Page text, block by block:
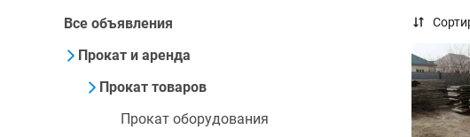
Все объявления
Прокат и аренда
Прокат товаров
Прокат оборудования